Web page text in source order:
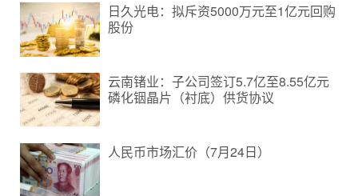
日久光电：拟斥资5000万元至1亿元回购
股份
云南锗业：子公司签订5.7亿至8.55亿元
磷化铟晶片（衬底）供货协议
人民币市场汇价（7月24日）